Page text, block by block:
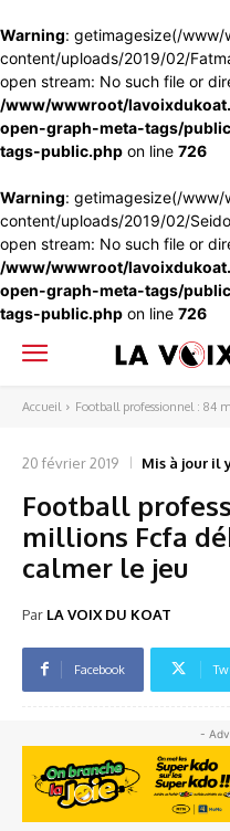
Warning: getimagesize(/
content/uploads/2019/02/
open stream: No such file or
/www/wwwroot/
open-graph-meta-tags/
tags-public.php on line 726
Warning: getimagesize(/
content/uploads/2019/02/
open stream: No such file or
/www/wwwroot/
open-graph-meta-tags/
tags-public.php on line 726
Accueil Football professionnel : 84
20 février 2019 Mis à jour il
Football
millions Fcfa
calmer le jeu
Par LA VOIX DU KOAT
Facebook
-